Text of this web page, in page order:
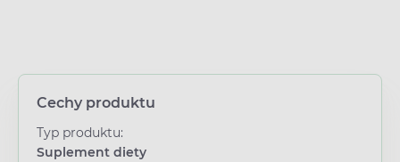
Cechy produktu
Typ produktu:
Suplement diety